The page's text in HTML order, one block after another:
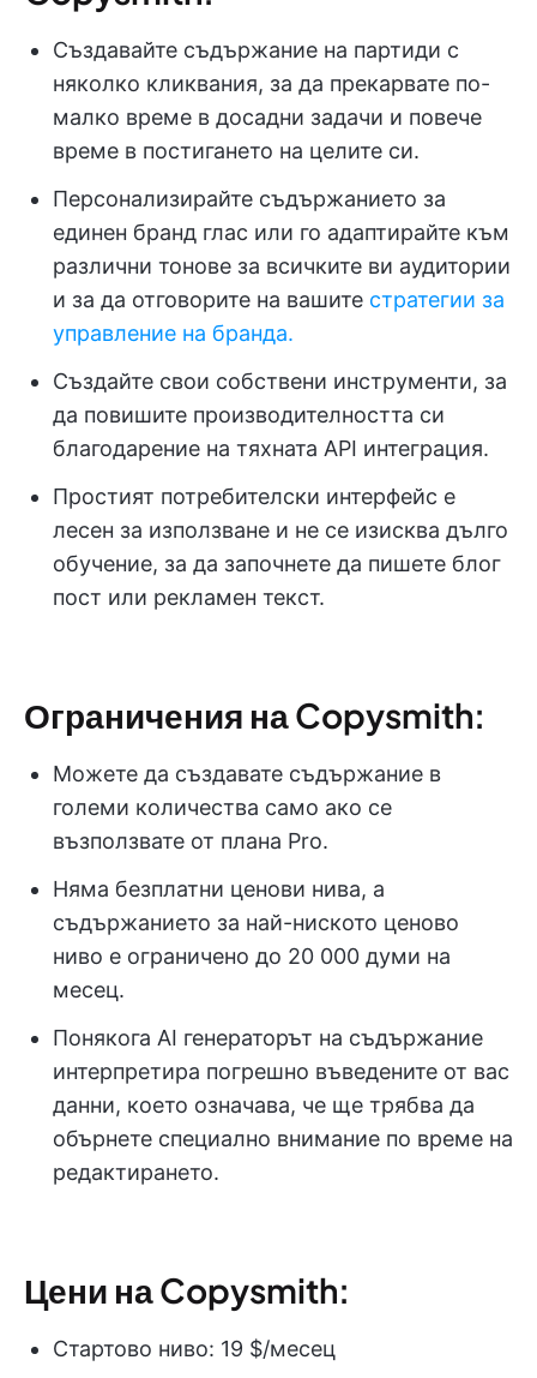
Създавайте съдържание на партиди с
няколко кликвания, за да прекарвате по-
малко време в досадни задачи и повече
време в постигането на целите си.
Персонализирайте съдържанието за
единен бранд глас или го адаптирайте към
различни тонове за всичките ви аудитории
и за да отговорите на вашите стратегии за
управление на бранда.
Създайте свои собствени инструменти, за
да повишите производителността си
благодарение на тяхната API интеграция.
Простият потребителски интерфейс е
лесен за използване и не се изисква дълго
обучение, за да започнете да пишете блог
пост или рекламен текст.
Ограничения на Copysmith:
Можете да създавате съдържание в
големи количества само ако се
възползвате от плана Pro.
Няма безплатни ценови нива, а
съдържанието за най-ниското ценово
ниво е ограничено до 20 000 думи на
месец.
Понякога AI генераторът на съдържание
интерпретира погрешно въведените от вас
данни, което означава, че ще трябва да
обърнете специално внимание по време на
редактирането.
Цени на Copysmith:
Стартово ниво: 19 $/месец